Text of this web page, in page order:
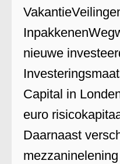
nieuwe
Capital in
euro
Daarnaast